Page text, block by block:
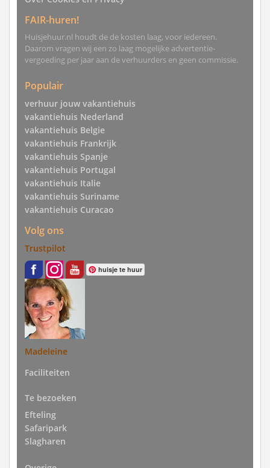
FAIR-huren!
Huisjehuur.nl houdt de de kosten laag, voor iedereen.
Daarom vragen wij een zo laag mogelijke advertentie-
vergoeding per jaar aan de verhuurders en geen commissie.
Populair
verhuur jouw vakantiehuis
vakantiehuis Nederland
vakantiehuis Belgie
vakantiehuis Frankrijk
vakantiehuis Spanje
vakantiehuis Portugal
vakantiehuis Italie
vakantiehuis Suriname
vakantiehuis Curacao
Volg ons
Trustpilot
huisje te huur
Madeleine
Faciliteiten
Te bezoeken
Efteling
Safaripark
Slagharen